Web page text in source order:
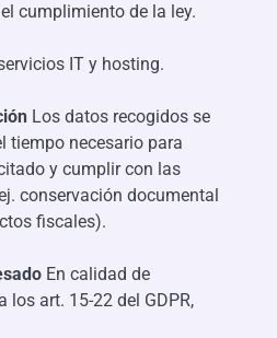
cumplimiento de la ley.
IT y hosting.
Los datos recogidos se
tiempo necesario para
y cumplir con las
conservación documental
fiscales).
En calidad de
los art. 15-22 del GDPR,